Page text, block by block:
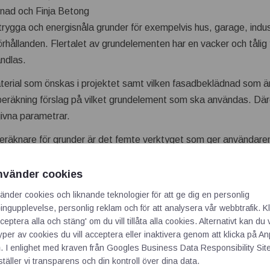
och Finja Betong
och energisnåla grunder för exempelvis hus, garage,
Flertalet av grundelementen har en vacker och
som önskas i projektet samt vilken fasadbeklädnad som
förslag på vilket grundelement som ska användas.
parametrar.
för grunder är det femte verktyget som ger
för inköp. Sedan tidigare finns verktyg för
Med det senaste tillskottet i den digitala verktygslådan
hela den murade och putsade stommen, från grund
och vårt utbud av digitala tjänster växer. Att vi nu kan
för både den gjutna plattan och hela den murade och
murade och putsade stommens alla fördelar gör den till ett
hållbart, säger Finja Betongs VD Gull-Britt Jonasson.
cookies
cookies och liknande teknologier för att ge dig en personlig
personlig reklam och för att analysera vår webbtrafik.
alla och stäng' om du vill tillåta alla cookies. Alternativt kan du
av cookies du vill acceptera eller inaktivera genom att klicka på
I enlighet med kraven från Googles Business Data Responsibility
vi transparens och din kontroll över dina data.